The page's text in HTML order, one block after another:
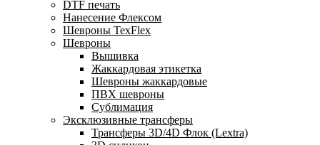
DTF печать
Нанесение Флексом
Шевроны TexFlex
Шевроны
Вышивка
Жаккардовая этикетка
Шевроны жаккардовые
ПВХ шевроны
Сублимация
Эксклюзивные трансферы
Трансферы 3D/4D Флок (Lextra)